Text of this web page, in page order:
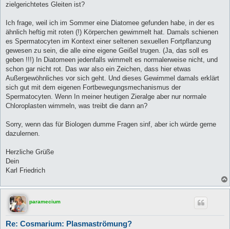
zielgerichtetes Gleiten ist?
Ich frage, weil ich im Sommer eine Diatomee gefunden habe, in der es
ähnlich heftig mit roten (!) Körperchen gewimmelt hat. Damals schienen
es Spermatocyten im Kontext einer seltenen sexuellen Fortpflanzung
gewesen zu sein, die alle eine eigene Geißel trugen. (Ja, das soll es
geben !!!) In Diatomeen jedenfalls wimmelt es normalerweise nicht, und
schon gar nicht rot. Das war also ein Zeichen, dass hier etwas
Außergewöhnliches vor sich geht. Und dieses Gewimmel damals erklärt
sich gut mit dem eigenen Fortbewegungsmechanismus der
Spermatocyten. Wenn In meiner heutigen Zieralge aber nur normale
Chloroplasten wimmeln, was treibt die dann an?
Sorry, wenn das für Biologen dumme Fragen sinf, aber ich würde gerne
dazulernen.
Herzliche Grüße
Dein
Karl Friedrich
paramecium
Re: Cosmarium: Plasmaströmung?